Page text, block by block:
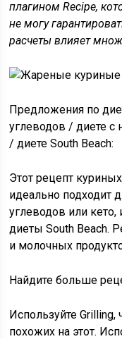
плагином Recipe,
не могу
расчеты влияет
Предложения по
углеводов / диете
/ диете South Beach:
Этот рецепт
идеально подходит
углеводов или
диеты South Beach.
и молочных
Найдите больше
Используйте
похожих на этот.